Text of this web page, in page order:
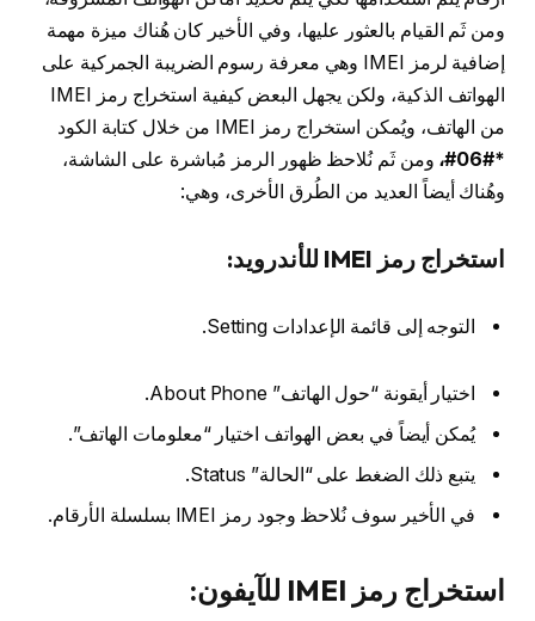
ومن ثَم القيام بالعثور عليها، وفي الأخير كان هُناك ميزة مهمة
إضافية لرمز IMEI وهي معرفة رسوم الضريبة الجمركية على
الهواتف الذكية، ولكن يجهل البعض كيفية استخراج رمز IMEI
من الهاتف، ويُمكن استخراج رمز IMEI من خلال كتابة الكود
*#06#،
ومن ثَم نُلاحظ ظهور الرمز مُباشرة على الشاشة،
وهُناك أيضاً العديد من الطُرق الأخرى، وهي:
استخراج رمز IMEI للأندرويد:
التوجه إلى قائمة الإعدادات Setting.
اختيار أيقونة “حول الهاتف” About Phone.
يُمكن أيضاً في بعض الهواتف اختيار “معلومات الهاتف”.
يتبع ذلك الضغط على “الحالة” Status.
في الأخير سوف نُلاحظ وجود رمز IMEI بسلسلة الأرقام.
استخراج رمز IMEI للآيفون: